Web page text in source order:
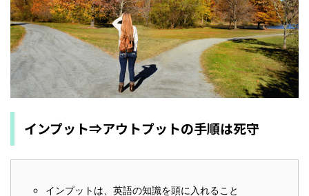
インプット⇒アウトプットの手順は死守
インプットは、英語の知識を頭に入れること